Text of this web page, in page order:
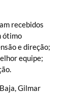
recebidos
ótimo
e direção;
equipe;
Gilmar